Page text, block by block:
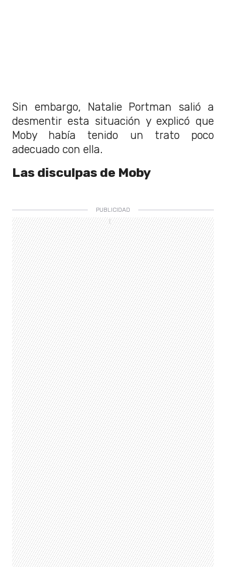
Sin embargo, Natalie Portman salió a
desmentir esta situación y explicó que
Moby había tenido un trato poco
adecuado con ella.
Las disculpas de Moby